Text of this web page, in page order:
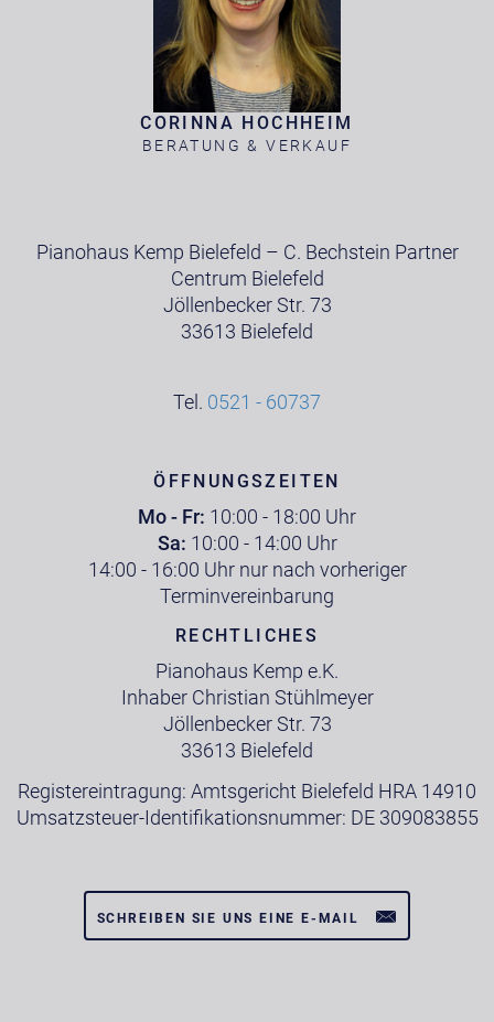
CORINNA HOCHHEIM
BERATUNG & VERKAUF
Pianohaus Kemp Bielefeld – C. Bechstein Partner
Centrum Bielefeld
Jöllenbecker Str. 73
33613 Bielefeld
Tel. 0521 - 60737
ÖFFNUNGSZEITEN
Mo - Fr: 10:00 - 18:00 Uhr
Sa: 10:00 - 14:00 Uhr
14:00 - 16:00 Uhr nur nach vorheriger
Terminvereinbarung
RECHTLICHES
Pianohaus Kemp e.K.
Inhaber Christian Stühlmeyer
Jöllenbecker Str. 73
33613 Bielefeld
Registereintragung: Amtsgericht Bielefeld HRA 14910
Umsatzsteuer-Identifikationsnummer: DE 309083855
SCHREIBEN SIE UNS EINE E-MAIL